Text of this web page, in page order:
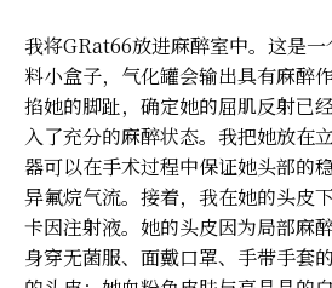
我将GRat66放进麻醉室中。这是
料小盒子，气化罐会输出具有麻醉
掐她的脚趾，确定她的屈肌反射已
入了充分的麻醉状态。我把她放在
器可以在手术过程中保证她头部的
异氟烷气流。接着，我在她的头皮
卡因注射液。她的头皮因为局部麻
身穿无菌服、面戴口罩、手带手套